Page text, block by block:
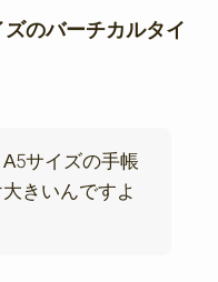
のバーチカルタイ
サイズの手帳
きいんですよ